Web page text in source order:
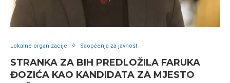
Lokalne organizacije Saopćenja za javnost
STRANKA ZA BIH PREDLOŽILA FARUKA
ĐOZIĆA KAO KANDIDATA ZA MJESTO